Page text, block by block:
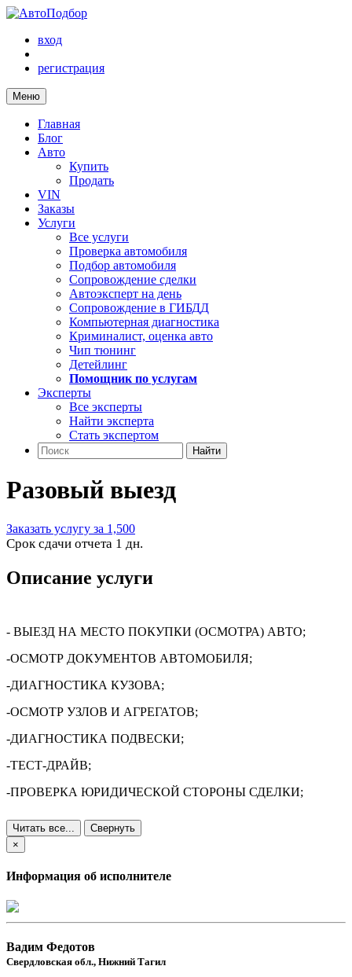
вход
регистрация
Меню
Главная
Блог
Авто
Купить
Продать
VIN
Заказы
Услуги
Все услуги
Проверка автомобиля
Подбор автомобиля
Сопровождение сделки
Автоэксперт на день
Сопровождение в ГИБДД
Компьютерная диагностика
Криминалист, оценка авто
Чип тюнинг
Детейлинг
Помощник по услугам
Эксперты
Все эксперты
Найти эксперта
Стать экспертом
Найти
Разовый выезд
Заказать услугу за 1,500
Срок сдачи отчета 1 дн.
Описание услуги
- ВЫЕЗД НА МЕСТО ПОКУПКИ (ОСМОТРА) АВТО;
-ОСМОТР ДОКУМЕНТОВ АВТОМОБИЛЯ;
-ДИАГНОСТИКА КУЗОВА;
-ОСМОТР УЗЛОВ И АГРЕГАТОВ;
-ДИАГНОСТИКА ПОДВЕСКИ;
-ТЕСТ-ДРАЙВ;
-ПРОВЕРКА ЮРИДИЧЕСКОЙ СТОРОНЫ СДЕЛКИ;
Читать все...
Свернуть
×
Информация об исполнителе
Вадим Федотов
Свердловская обл., Нижний Тагил